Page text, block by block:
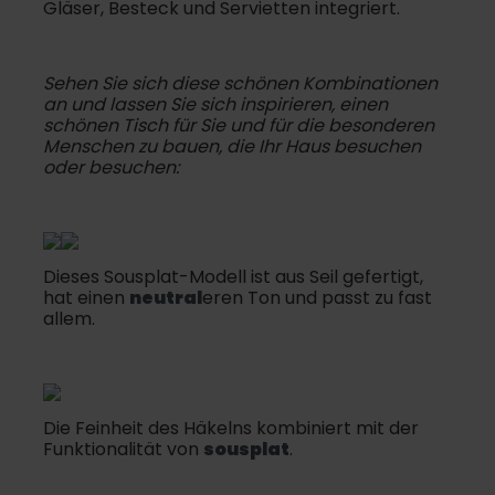
Gläser, Besteck und Servietten integriert.
Sehen Sie sich diese schönen Kombinationen
an und lassen Sie sich inspirieren, einen
schönen Tisch für Sie und für die besonderen
Menschen zu bauen, die Ihr Haus besuchen
oder besuchen:
Dieses Sousplat-Modell ist aus Seil gefertigt,
hat einen neutraleren Ton und passt zu fast
allem.
Die Feinheit des Häkelns kombiniert mit der
Funktionalität von sousplat.